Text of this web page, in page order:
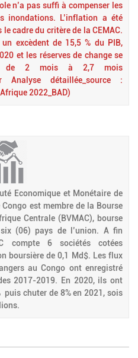
n’a pas suffi à compenser les
inondations. L’inflation a été
le cadre du critère de la CEMAC.
excèdent de 15,5 % du PIB,
et les réserves de change se
de 2 mois à 2,7 mois
Analyse détaillée_source :
2022_BAD)
Economique et Monétaire de
Congo est membre de la Bourse
Centrale (BVMAC), bourse
(06) pays de l’union. A fin
compte 6 sociétés cotées
boursière de 0,1 Md$. Les flux
au Congo ont enregistré
2017-2019. En 2020, ils ont
chuter de 8% en 2021, sois